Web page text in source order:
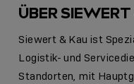
ÜBER
Siewert & Kau ist
Logistik- und
Standorten, mit